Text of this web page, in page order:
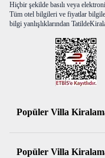
Hiçbir şekilde basılı veya
Tüm otel bilgileri ve fiyatlar
bilgi yanlışlıklarından
Popüler Villa
Antalya Kiralık Villa
Muğla Kiralık Villa
Popüler Villa